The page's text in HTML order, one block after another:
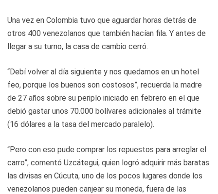
Una vez en Colombia tuvo que aguardar horas detrás de
otros 400 venezolanos que también hacían fila. Y antes de
llegar a su turno, la casa de cambio cerró.
“Debí volver al día siguiente y nos quedamos en un hotel
feo, porque los buenos son costosos”, recuerda la madre
de 27 años sobre su periplo iniciado en febrero en el que
debió gastar unos 70.000 bolívares adicionales al trámite
(16 dólares a la tasa del mercado paralelo).
“Pero con eso pude comprar los repuestos para arreglar el
carro”, comentó Uzcátegui, quien logró adquirir más baratas
las divisas en Cúcuta, uno de los pocos lugares donde los
venezolanos pueden canjear su moneda, fuera de las